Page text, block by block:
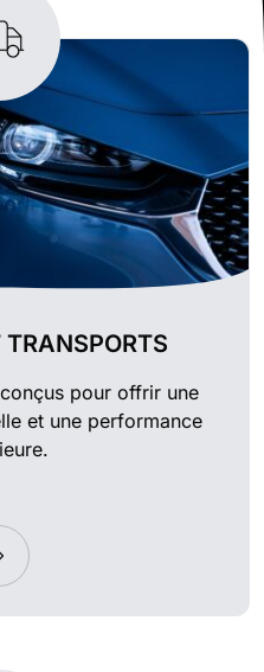
pour offrir une
et une performance